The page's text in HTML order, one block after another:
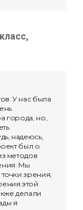
У нас была
города, но,
надеюсь,
был о
методов
Мы
зрения,
этой
делали
я